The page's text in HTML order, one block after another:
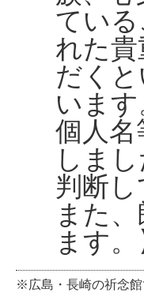
てい
れた
だく
います
個人
しま
判断し
また
ます。
※広島・長崎の祈念